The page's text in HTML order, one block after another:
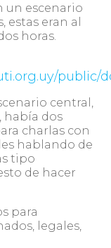
un escenario
estas eran al
horas.
public/
central,
había dos
charlas con
hablando de
tipo
de hacer
para
legales,